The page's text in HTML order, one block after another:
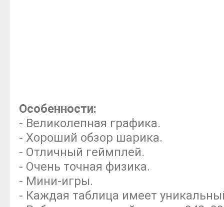
Особенности:
- Великолепная графика.
- Хороший обзор шарика.
- Отличный геймплей.
- Очень точная физика.
- Мини-игры.
- Каждая таблица имеет